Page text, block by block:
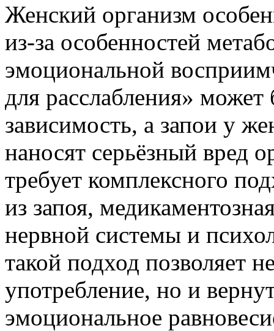
Женский организм
из-за особенностей
эмоциональной
для расслабления» может
зависимость, а запои у
наносят серьёзный вред
требует комплексного
из запоя,
нервной системы и
такой подход позволяет
употребление, но и
эмоциональное